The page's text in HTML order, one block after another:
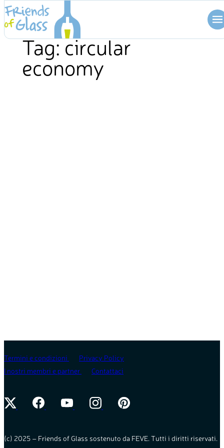
Skip
to
contentTag:circular
economy
Termini e condizioni
Privacy Policy
I nostri membri e partner
Contattaci
(c) 2025 – Friends of Glass sostenuto da FEVE. Tutti i diritti riservati.